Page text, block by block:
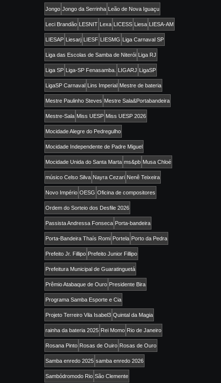
Jongo Jongo da Serrinha Leão de Nova Iguaçu
Leci Brandão LESNIT Lexa LICESS Liesa LIESA-AM
LIESAP Liesarj LIESF LIESMG Liga Carnaval SP
Liga das Escolas de Samba de Niterói Liga RJ
Liga SP Liga-SP Fenasamba. LIGARJ LigaSP
LigaSP Carnaval Lins Imperial Mestre de bateria
Mestre Paulinho Steves Mestre Sala&Portabandeira
Mestre-Sala Miss UESP Miss UESP 2026
Mocidade Alegre do Pedregulho
Mocidade Independente de Padre Miguel
Mocidade Unida do Santa Marta ms&pb Musa Chloé
músico Celso Silva Nayra Cezari Nenê Teixeira
Novo Império OESG Oficina de compositores
Ordem do Sorteio dos Desfile 2026
Passista Andressa Fonseca Porta-bandeira
Porta-Bandeira Thaís Romi Portela Porto da Pedra
Prefeito Jr. Fillipo Prefeito Junior Fillipo
Prefeitura Municipal de Guaratinguetá
Prêmio Atabaque de Ouro Presidente Bira
Programa Samba Esporte e Cia
Projeto Terreiro Vila Isabel3 Quintal da Magia
rainha da bateria 2025 Rei Momo Rio de Janeiro
Rosana Pinto Rosas de Ouiro Rosas de Ouro
Samba enredo 2025 samba enredo 2026
Sambódromodo Rio São Clemente